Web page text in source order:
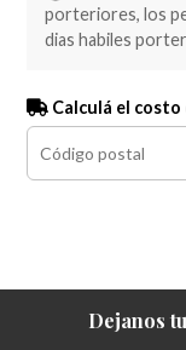
porteriores, los
dias habiles
Calculá el costo
Dejanos